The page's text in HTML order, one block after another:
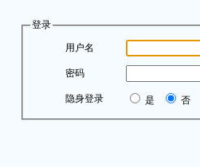
登录
用户名
密码
隐身登录 是 否